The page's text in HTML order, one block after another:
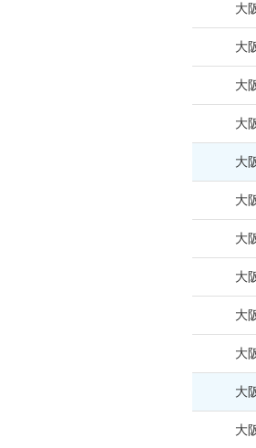
大
大
大
大
大
大
大
大
大
大
大
大